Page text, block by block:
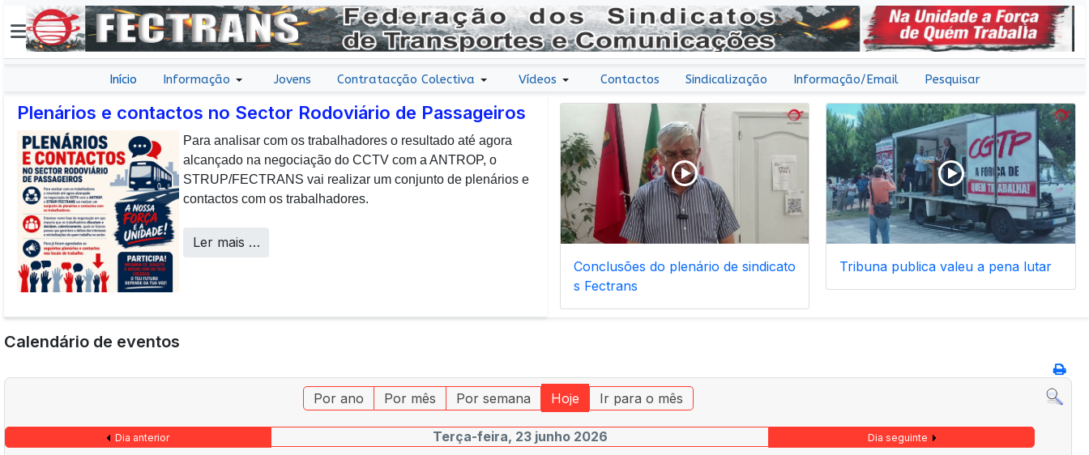
Início Informação Jovens Contratacção Colectiva Vídeos Contactos Sindicalização Informação/Email Pesquisar
Plenários e contactos no Sector Rodoviário de Passageiros
Para analisar com os trabalhadores o resultado até agora
alcançado na negociação do CCTV com a ANTROP, o
STRUP/FECTRANS vai realizar um conjunto de plenários e
contactos com os trabalhadores.
Ler mais …
E não posso […] deixar de dar uma nota de agradecimento
aos colaboradores da CP que, todos os dias, enfrentam com
sucesso os desafios operacionais de manutenção inerentes
a uma frota tão envelhecida.
Call Centers
Conclusões do plenário de sindicato
s Fectrans
Tribuna publica valeu a pena lutar
Calendário de eventos
Por ano Por mês Por semana Hoje Ir para o mês
Dia anterior Terça-feira, 23 junho 2026 Dia seguinte